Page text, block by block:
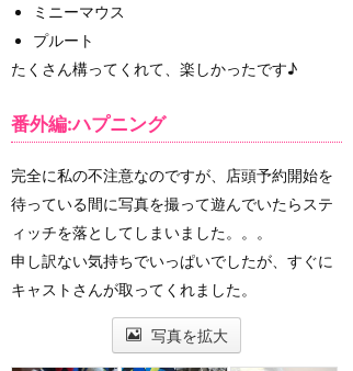
ミニーマウス
プルート
たくさん構ってくれて、楽しかったです♪
番外編:ハプニング
完全に私の不注意なのですが、店頭予約開始を
待っている間に写真を撮って遊んでいたらステ
ィッチを落としてしまいました。。。
申し訳ない気持ちでいっぱいでしたが、すぐに
キャストさんが取ってくれました。
写真を拡大